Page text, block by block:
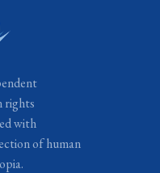
rights
with
of human